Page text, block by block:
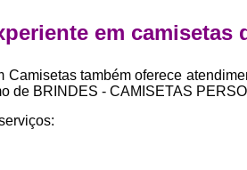
em camisetas
também oferece
de BRINDES - CAMISETAS